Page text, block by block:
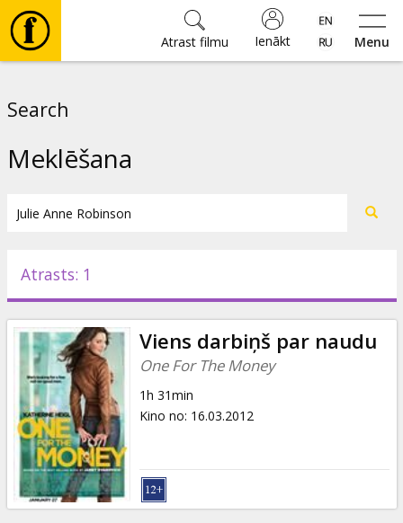
Menu
Ienākt
Atrast filmu
Pasākumi
Ziņas
Dāvanu
kartes
Uzkodas
Search
Meklēšana
Atrasts: 1
Viens darbiņš par naudu
One For The Money
1h 31min
Kino no: 16.03.2012